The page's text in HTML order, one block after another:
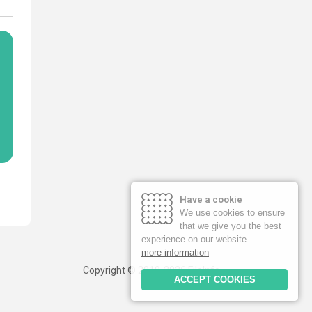
Copyright © 2019-2026 FileInfo
Have a cookie
We use cookies to ensure
that we give you the best
experience on our website
more information
ACCEPT COOKIES